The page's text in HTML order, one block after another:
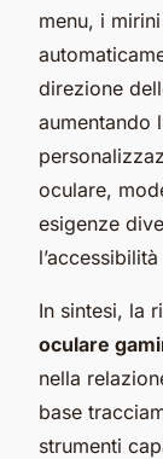
menu, i
direzione
aumentando
oculare,
esigenze
In sintesi, la
oculare
nella
base
strumenti